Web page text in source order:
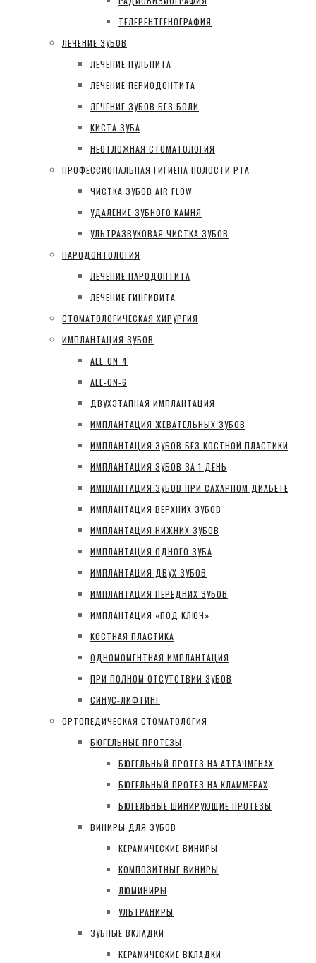
ТЕЛЕРЕНТГЕНОГРАФИЯ
ЛЕЧЕНИЕ ЗУБОВ
ЛЕЧЕНИЕ ПУЛЬПИТА
ЛЕЧЕНИЕ ПЕРИОДОНТИТА
ЛЕЧЕНИЕ ЗУБОВ БЕЗ БОЛИ
КИСТА ЗУБА
НЕОТЛОЖНАЯ СТОМАТОЛОГИЯ
ПРОФЕССИОНАЛЬНАЯ ГИГИЕНА ПОЛОСТИ РТА
ЧИСТКА ЗУБОВ AIR FLOW
УДАЛЕНИЕ ЗУБНОГО КАМНЯ
УЛЬТРАЗВУКОВАЯ ЧИСТКА ЗУБОВ
ПАРОДОНТОЛОГИЯ
ЛЕЧЕНИЕ ПАРОДОНТИТА
ЛЕЧЕНИЕ ГИНГИВИТА
СТОМАТОЛОГИЧЕСКАЯ ХИРУРГИЯ
ИМПЛАНТАЦИЯ ЗУБОВ
ALL-ON-4
ALL-ON-6
ДВУХЭТАПНАЯ ИМПЛАНТАЦИЯ
ИМПЛАНТАЦИЯ ЖЕВАТЕЛЬНЫХ ЗУБОВ
ИМПЛАНТАЦИЯ ЗУБОВ БЕЗ КОСТНОЙ ПЛАСТИКИ
ИМПЛАНТАЦИЯ ЗУБОВ ЗА 1 ДЕНЬ
ИМПЛАНТАЦИЯ ЗУБОВ ПРИ САХАРНОМ ДИАБЕТЕ
ИМПЛАНТАЦИЯ ВЕРХНИХ ЗУБОВ
ИМПЛАНТАЦИЯ НИЖНИХ ЗУБОВ
ИМПЛАНТАЦИЯ ОДНОГО ЗУБА
ИМПЛАНТАЦИЯ ДВУХ ЗУБОВ
ИМПЛАНТАЦИЯ ПЕРЕДНИХ ЗУБОВ
ИМПЛАНТАЦИЯ «ПОД КЛЮЧ»
КОСТНАЯ ПЛАСТИКА
ОДНОМОМЕНТНАЯ ИМПЛАНТАЦИЯ
ПРИ ПОЛНОМ ОТСУТСТВИИ ЗУБОВ
СИНУС-ЛИФТИНГ
ОРТОПЕДИЧЕСКАЯ СТОМАТОЛОГИЯ
БЮГЕЛЬНЫЕ ПРОТЕЗЫ
БЮГЕЛЬНЫЙ ПРОТЕЗ НА АТТАЧМЕНАХ
БЮГЕЛЬНЫЙ ПРОТЕЗ НА КЛАММЕРАХ
БЮГЕЛЬНЫЕ ШИНИРУЮЩИЕ ПРОТЕЗЫ
ВИНИРЫ ДЛЯ ЗУБОВ
КЕРАМИЧЕСКИЕ ВИНИРЫ
КОМПОЗИТНЫЕ ВИНИРЫ
ЛЮМИНИРЫ
УЛЬТРАНИРЫ
ЗУБНЫЕ ВКЛАДКИ
КЕРАМИЧЕСКИЕ ВКЛАДКИ